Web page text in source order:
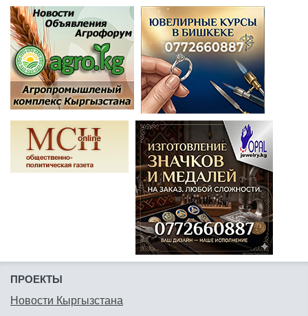
ПРОЕКТЫ
Новости Кыргызстана